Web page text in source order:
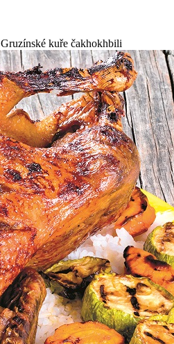
Gruzínské kuře čakhokhbili